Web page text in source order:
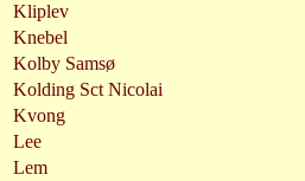
Kliplev
Knebel
Kolby Samsø
Kolding Sct Nicolai
Kvong
Lee
Lem